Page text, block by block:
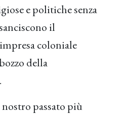
e politiche senza
il
coloniale
della
passato più